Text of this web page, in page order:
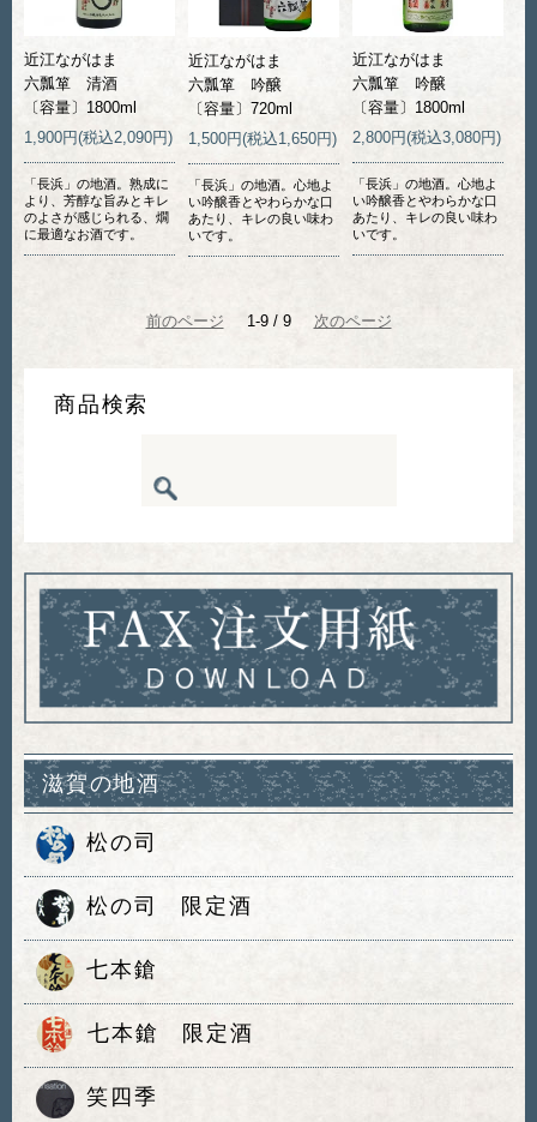
近江ながはま
六瓢箪 清酒
〔容量〕1800ml
1,900円(税込2,090円)
「長浜」の地酒。熟成に
より、芳醇な旨みとキレ
のよさが感じられる、燗
に最適なお酒です。
近江ながはま
六瓢箪 吟醸
〔容量〕720ml
1,500円(税込1,650円)
「長浜」の地酒。心地よ
い吟醸香とやわらかな口
あたり、キレの良い味わ
いです。
近江ながはま
六瓢箪 吟醸
〔容量〕1800ml
2,800円(税込3,080円)
「長浜」の地酒。心地よ
い吟醸香とやわらかな口
あたり、キレの良い味わ
いです。
前のページ 1-9 / 9 次のページ
商品検索
滋賀の地酒
松の司
松の司 限定酒
七本鎗
七本鎗 限定酒
笑四季